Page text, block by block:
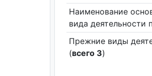
Наименование
вида деятельности
Прежние виды
(всего 3)